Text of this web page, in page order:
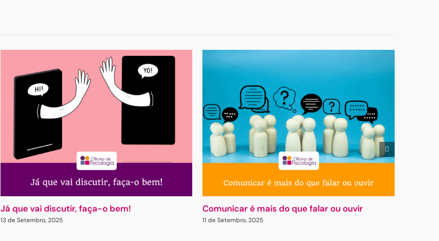
Já que vai discutir, faça-o bem!
13 de Setembro, 2025
Comunicar é mais do que falar ou ouvir
11 de Setembro, 2025